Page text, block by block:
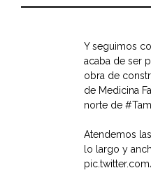
Y seguimos
acaba de ser
obra de
de Medicina
norte de
Atendemos
lo largo y